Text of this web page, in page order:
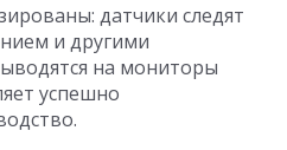
датчики следят
и другими
на мониторы
успешно